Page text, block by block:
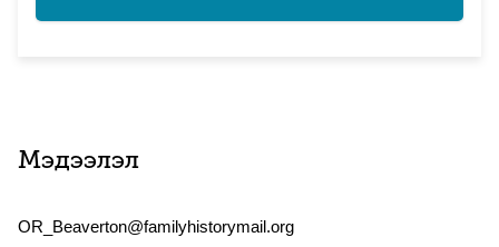
Мэдээлэл
OR_Beaverton@familyhistorymail.org